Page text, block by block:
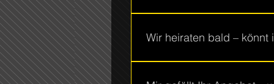
Wir heiraten bald – könnt